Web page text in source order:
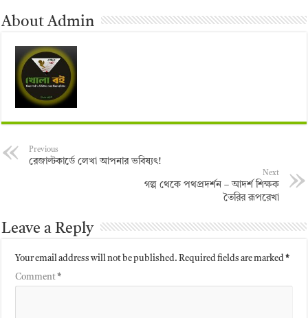
About Admin
Previous
রেজাল্টকার্ডে লেখা আপনার ভবিষ্যৎ!
Next
গল্প থেকে পথপ্রদর্শন – আদর্শ শিক্ষক
তৈরির রূপরেখা
Leave a Reply
Your email address will not be published. Required fields are marked*
Comment*